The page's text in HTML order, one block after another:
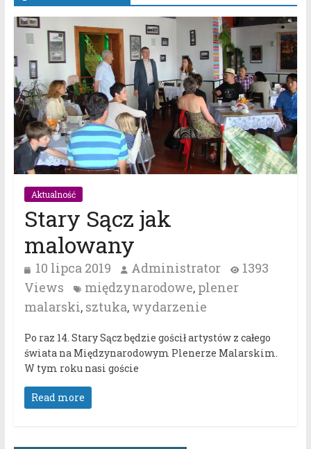
Aktualność
Stary Sącz jak
malowany
10 lipca 2019 Administrator
1393
Views
międzynarodowe, plener
malarski, sztuka, wydarzenie
Po raz 14. Stary Sącz będzie gościł artystów z całego
świata na Międzynarodowym Plenerze Malarskim.
W tym roku nasi goście
Read more